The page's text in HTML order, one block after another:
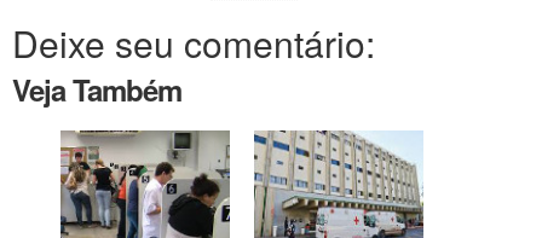
Deixe seu comentário:
Veja Também